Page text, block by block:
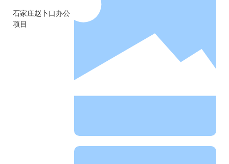
石家庄赵卜口办公
项目